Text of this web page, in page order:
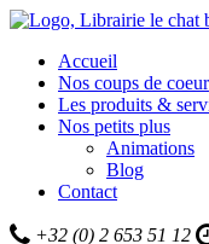
Accueil
Nos coups de coeur
Les produits &
Nos petits plus
Animations
Blog
Contact
+32 (0) 2 653 51 12